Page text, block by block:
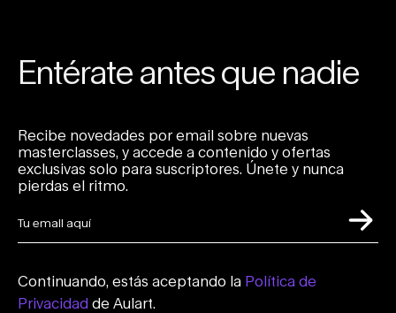
Entérate antes que nadie
Recibe novedades por email sobre nuevas
masterclasses, y accede a contenido y ofertas
exclusivas solo para suscriptores. Únete y nunca
pierdas el ritmo.
Continuando, estás aceptando la Política de
Privacidad de Aulart.